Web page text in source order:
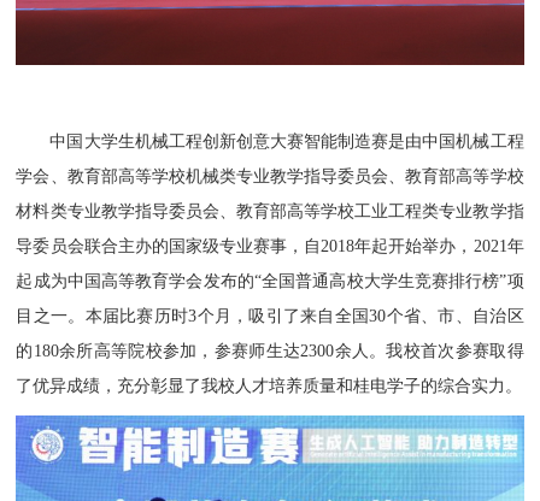
中国大学生机械工程创新创意大赛智能制造赛是由中国机械工程
学会、教育部高等学校机械类专业教学指导委员会、教育部高等学校
材料类专业教学指导委员会、教育部高等学校工业工程类专业教学指
导委员会联合主办的国家级专业赛事，自2018年起开始举办，2021年
起成为中国高等教育学会发布的“全国普通高校大学生竞赛排行榜”项
目之一。本届比赛历时3个月，吸引了来自全国30个省、市、自治区
的180余所高等院校参加，参赛师生达2300余人。我校首次参赛取得
了优异成绩，充分彰显了我校人才培养质量和桂电学子的综合实力。